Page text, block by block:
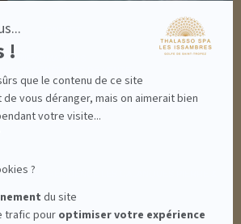
!
que le contenu de ce site
vous déranger, mais on aimerait bien
votre visite...
?
du site
trafic pouroptimiservotre expérience
MENTIONS LÉGALES
GÉNÉRALES - BONS CADEAUX
DE CONFIDENTIALITÉ
- RÉSIDENCE LES CALANQUES PIERRE &
DU MÉROU - 83380 LES ISSAMBRES -